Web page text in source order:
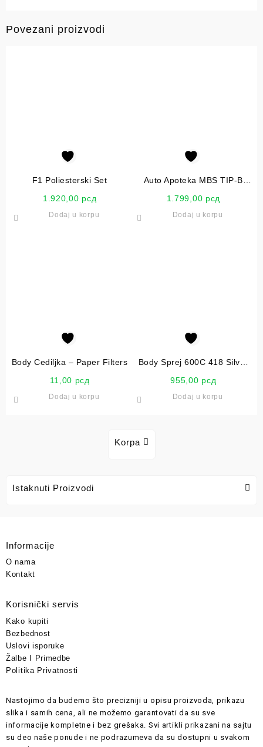
Korpa
Povezani proizvodi
F1 Poliesterski Set
1.920,00 рсд
Dodaj u korpu
Auto Apoteka MBS TIP-B
1.799,00 рсд
Dodaj u korpu
Body Cediljka – Paper Filters
11,00 рсд
Dodaj u korpu
Body Sprej 600C 418 Silver
955,00 рсд
Dodaj u korpu
Istaknuti Proizvodi
Informacije
O nama
Kontakt
Korisnički servis
Kako kupiti
Bezbednost
Uslovi isporuke
Žalbe I Primedbe
Politika Privatnosti
Nastojimo da budemo što precizniji u opisu proizvoda, prikazu
slika i samih cena, ali ne možemo garantovati da su sve
informacije kompletne i bez grešaka. Svi artikli prikazani na sajtu
su deo naše ponude i ne podrazumeva da su dostupni u svakom